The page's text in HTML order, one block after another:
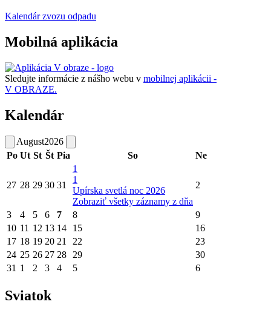
Kalendár zvozu odpadu
Mobilná aplikácia
Sledujte informácie z nášho webu v mobilnej aplikácii -
V OBRAZE.
Kalendár
August2026
Po Ut St Št Pia So Ne
27 28 29 30 31
1
1
Upírska svetlá noc 2026
Zobraziť všetky záznamy z dňa
2
3 4 5 6 7 8
9
10 11 12 13 14 15
16
17 18 19 20 21 22
23
24 25 26 27 28 29
30
31 1 2 3 4 5 6
Sviatok